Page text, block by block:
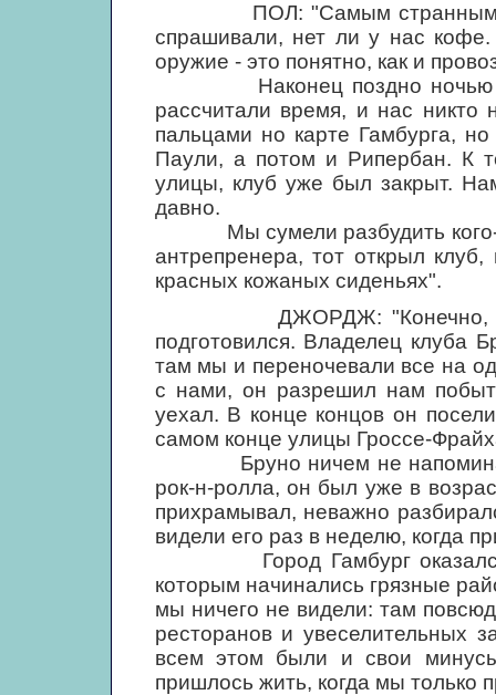
ПОЛ: "Самым странным мне
спрашивали, нет ли у нас
оружие - это понятно, как и
Наконец поздно ночью мы
рассчитали время, и нас никто
пальцами но карте Гамбурга,
Паули, а потом и Рипербан. К
улицы, клуб уже был закрыт.
давно.
Мы сумели разбудить кого-
антрепренера, тот открыл
красных кожаных сиденьях".
ДЖОРДЖ: "Конечно, к
подготовился. Владелец клуба
там мы и переночевали все на
с нами, он разрешил нам
уехал. В конце концов он
самом конце улицы Гроссе-
Бруно ничем не напоминал
рок-н-ролла, он был уже в
прихрамывал, неважно
видели его раз в неделю, когда
Город Гамбург оказался
которым начинались грязные
мы ничего не видели: там
ресторанов и увеселительных
всем этом были и свои
пришлось жить, когда мы только